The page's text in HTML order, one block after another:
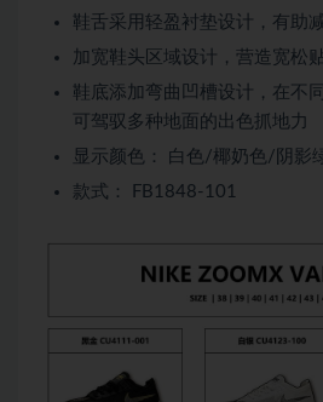
鞋舌采用轻盈衬垫设计，有助
加宽鞋头区域设计，营造宽松
鞋底添加弯曲凹槽设计，在不
可驾驭多种地面的出色抓地力
显示颜色： 白色/椰奶色/阴影
款式： FB1848-101